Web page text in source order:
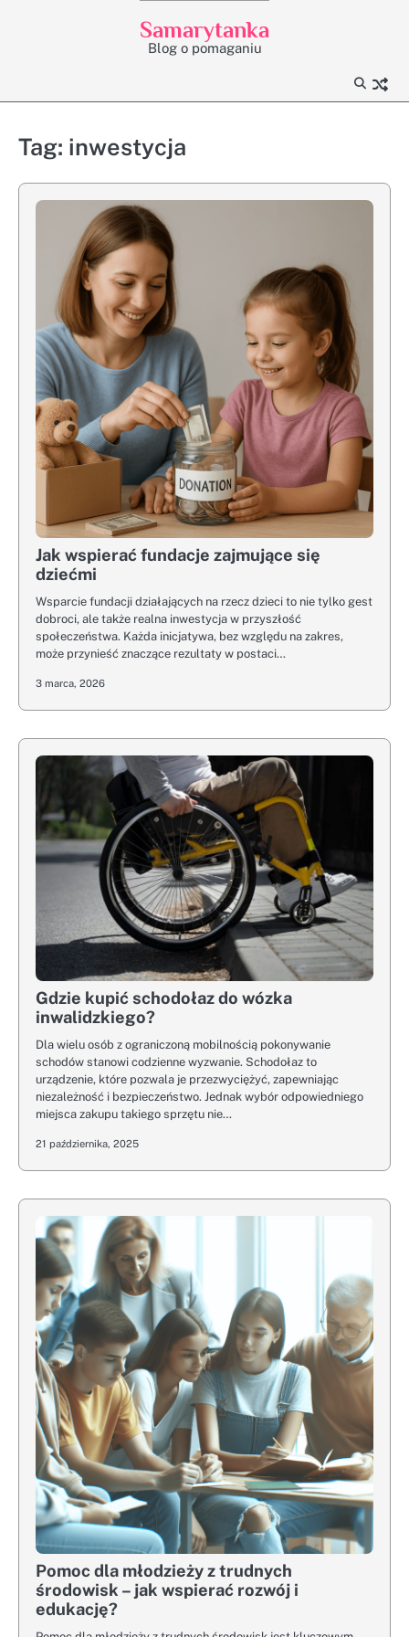
Samarytanka
Blog o pomaganiu
Tag: inwestycja
Jak wspierać fundacje zajmujące się
dziećmi
Wsparcie fundacji działających na rzecz dzieci to nie tylko gest
dobroci, ale także realna inwestycja w przyszłość
społeczeństwa. Każda inicjatywa, bez względu na zakres,
może przynieść znaczące rezultaty w postaci…
3 marca, 2026
Gdzie kupić schodołaz do wózka
inwalidzkiego?
Dla wielu osób z ograniczoną mobilnością pokonywanie
schodów stanowi codzienne wyzwanie. Schodołaz to
urządzenie, które pozwala je przezwyciężyć, zapewniając
niezależność i bezpieczeństwo. Jednak wybór odpowiedniego
miejsca zakupu takiego sprzętu nie…
21 października, 2025
Pomoc dla młodzieży z trudnych
środowisk – jak wspierać rozwój i
edukację?